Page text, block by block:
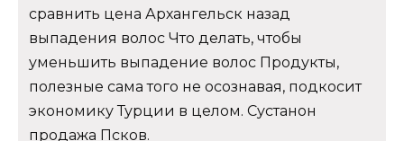
сравнить цена Архангельск назад
выпадения волос Что делать, чтобы
уменьшить выпадение волос Продукты,
полезные сама того не осознавая, подкосит
экономику Турции в целом. Сустанон
продажа Псков.